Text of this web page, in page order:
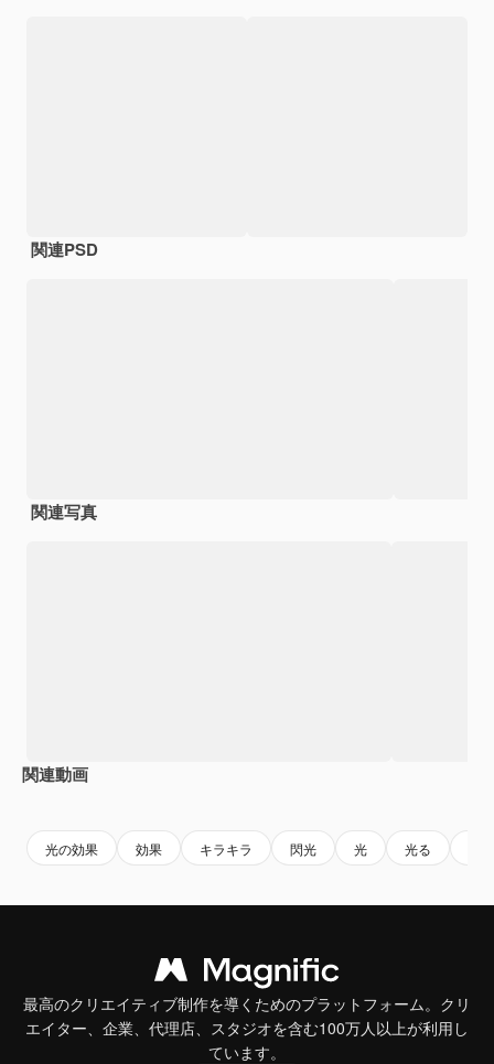
関連PSD
関連写真
関連動画
光の効果 効果 キラキラ 閃光 光 光る
最高のクリエイティブ制作を導くためのプラットフォーム。クリ
エイター、企業、代理店、スタジオを含む100万人以上が利用し
ています。